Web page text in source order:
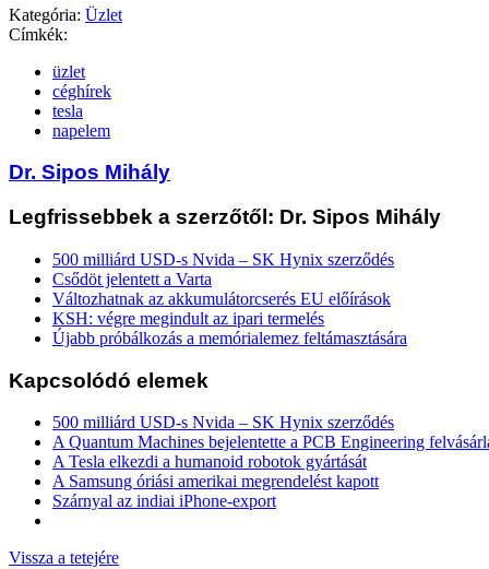
Kategória: Üzlet
Címkék:
üzlet
céghírek
tesla
napelem
Dr. Sipos Mihály
Legfrissebbek a szerzőtől: Dr. Sipos Mihály
500 milliárd USD-s Nvida – SK Hynix szerződés
Csődöt jelentett a Varta
Változhatnak az akkumulátorcserés EU előírások
KSH: végre megindult az ipari termelés
Újabb próbálkozás a memórialemez feltámasztására
Kapcsolódó elemek
500 milliárd USD-s Nvida – SK Hynix szerződés
A Quantum Machines bejelentette a PCB Engineering
A Tesla elkezdi a humanoid robotok gyártását
A Samsung óriási amerikai megrendelést kapott
Szárnyal az indiai iPhone-export
Vissza a tetejére